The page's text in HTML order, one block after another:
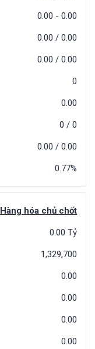
0.00
-
0.00
0.00
/
0.00
0.00
/
0.00
0
0.00
0
/
0
0.00
/
0.00
0.77%
Hàng hóa chủ chốt
0.00 Tỷ
1,329,700
0.00
0.00
0.00
0.00